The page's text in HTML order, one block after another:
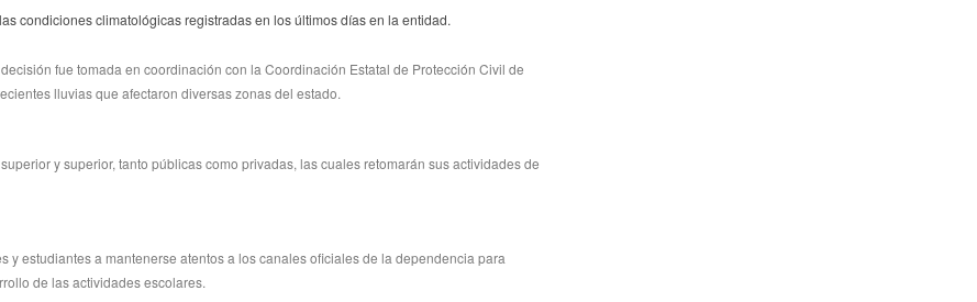
condiciones climatológicas registradas en los últimos días en la entidad.
fue tomada en coordinación con la Coordinación Estatal de Protección Civil de
lluvias que afectaron diversas zonas del estado.
y superior, tanto públicas como privadas, las cuales retomarán sus actividades de
y estudiantes a mantenerse atentos a los canales oficiales de la dependencia para
de las actividades escolares.